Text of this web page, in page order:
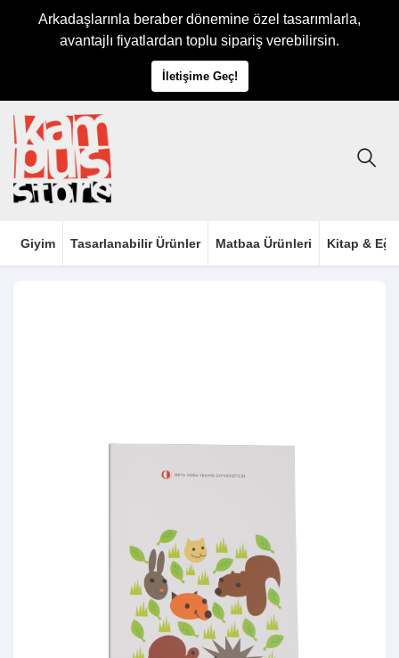
Arkadaşlarınla beraber dönemine özel tasarımlarla,
avantajlı fiyatlardan toplu sipariş verebilirsin.
İletişime Geç!
Giyim Tasarlanabilir Ürünler Matbaa Ürünleri Kitap &